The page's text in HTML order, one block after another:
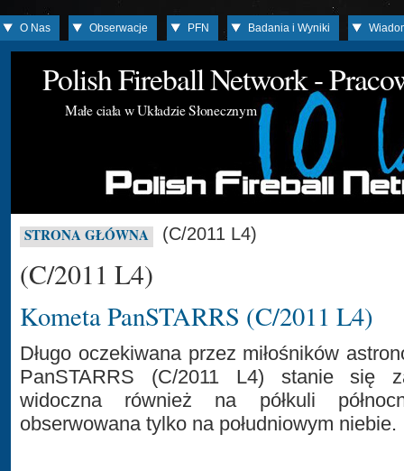
O Nas Obserwacje PFN Badania i Wyniki
Polish Fireball Network -
Małe ciała w Układzie Słonecznym
STRONA GŁÓWNA (C/2011 L4)
(C/2011 L4)
Kometa PanSTARRS (C/2011 L4)
Długo oczekiwana przez miłośników
PanSTARRS (C/2011 L4) stanie się
widoczna również na półkuli
obserwowana tylko na południowym niebie.